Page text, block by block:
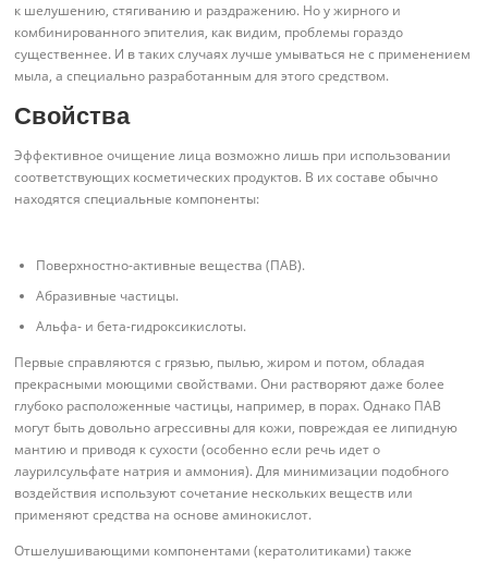
к шелушению, стягиванию и раздражению. Но у жирного и
комбинированного эпителия, как видим, проблемы гораздо
существеннее. И в таких случаях лучше умываться не с применением
мыла, а специально разработанным для этого средством.
Свойства
Эффективное очищение лица возможно лишь при использовании
соответствующих косметических продуктов. В их составе обычно
находятся специальные компоненты:
Поверхностно-активные вещества (ПАВ).
Абразивные частицы.
Альфа- и бета-гидроксикислоты.
Первые справляются с грязью, пылью, жиром и потом, обладая
прекрасными моющими свойствами. Они растворяют даже более
глубоко расположенные частицы, например, в порах. Однако ПАВ
могут быть довольно агрессивны для кожи, повреждая ее липидную
мантию и приводя к сухости (особенно если речь идет о
лаурилсульфате натрия и аммония). Для минимизации подобного
воздействия используют сочетание нескольких веществ или
применяют средства на основе аминокислот.
Отшелушивающими компонентами (кератолитиками) также